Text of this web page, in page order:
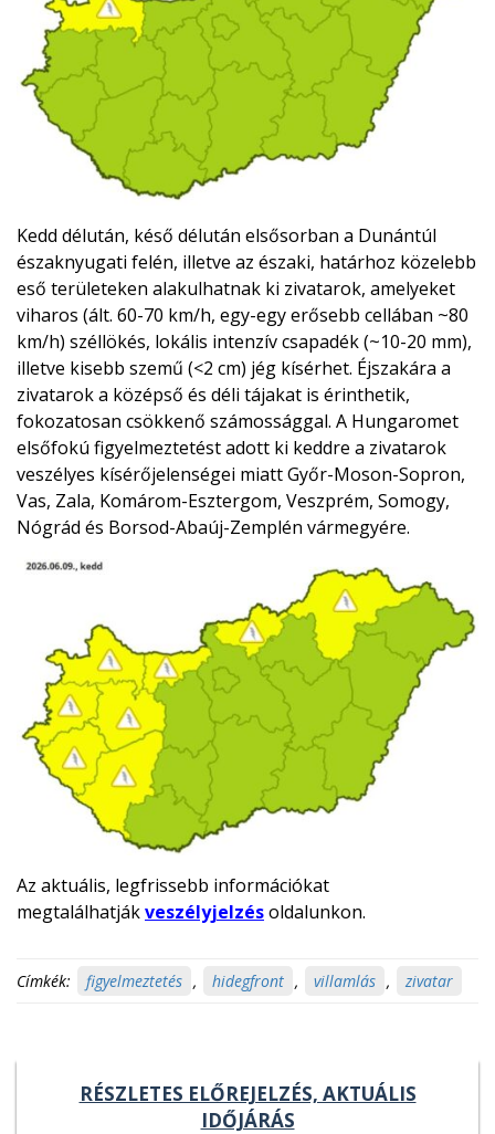
Kedd délután, késő délután elsősorban a Dunántúl
északnyugati felén, illetve az északi, határhoz közelebb
eső területeken alakulhatnak ki zivatarok, amelyeket
viharos (ált. 60-70 km/h, egy-egy erősebb cellában ~80
km/h) széllökés, lokális intenzív csapadék (~10-20 mm),
illetve kisebb szemű (<2 cm) jég kísérhet. Éjszakára a
zivatarok a középső és déli tájakat is érinthetik,
fokozatosan csökkenő számossággal. A Hungaromet
elsőfokú figyelmeztetést adott ki keddre a zivatarok
veszélyes kísérőjelenségei miatt Győr-Moson-Sopron,
Vas, Zala, Komárom-Esztergom, Veszprém, Somogy,
Nógrád és Borsod-Abaúj-Zemplén vármegyére.
Az aktuális, legfrissebb információkat
megtalálhatjákveszélyjelzésoldalunkon.
Címkék: figyelmeztetés , hidegfront , villamlás , zivatar
RÉSZLETES ELŐREJELZÉS, AKTUÁLIS
IDŐJÁRÁS